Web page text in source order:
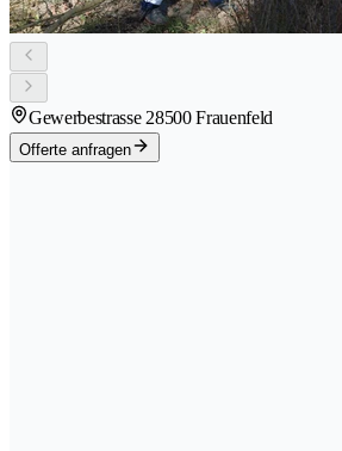
Gewerbestrasse 28500 Frauenfeld
Offerte anfragen